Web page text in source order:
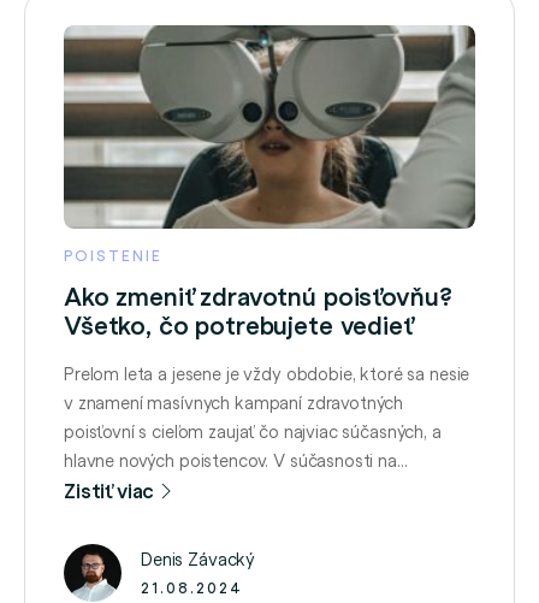
POISTENIE
Ako zmeniť zdravotnú poisťovňu?
Všetko, čo potrebujete vedieť
Prelom leta a jesene je vždy obdobie, ktoré sa nesie
v znamení masívnych kampaní zdravotných
poisťovní s cieľom zaujať čo najviac súčasných, a
hlavne nových poistencov. V súčasnosti na
Slovensku pôsobia 3 zdravotné poisťovne:
30. 9. 2023. Zdravotnú poisťovňu od januára 2024
zmenilo viac ako 146-tisíc …
Zistiť viac
Denis Závacký
21.08.2024